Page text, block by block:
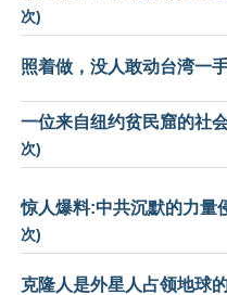
次)
照着做，没人敢动台湾一
一位来自纽约贫民窟的社
次)
惊人爆料:中共沉默的力量
次)
克隆人是外星人占领地球